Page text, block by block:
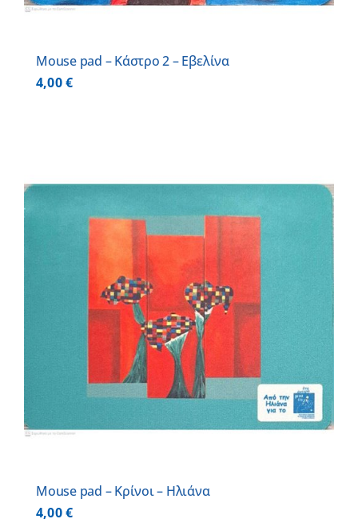
Mouse pad – Κάστρο 2 – Εβελίνα
4,00€
Mouse pad – Κρίνοι – Ηλιάνα
4,00€